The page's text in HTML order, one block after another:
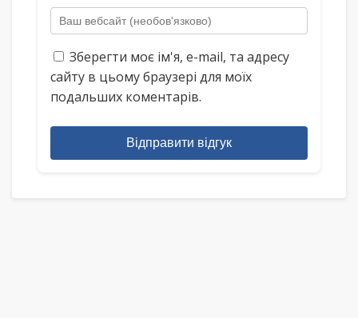
Зберегти моє ім'я, e-mail, та адресу
сайту в цьому браузері для моїх
подальших коментарів.
Відправити відгук